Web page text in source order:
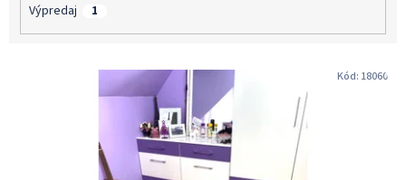
Výpredaj 1
Kód: 18060